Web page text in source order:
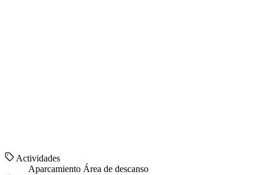
Actividades
Aparcamiento Área de descanso